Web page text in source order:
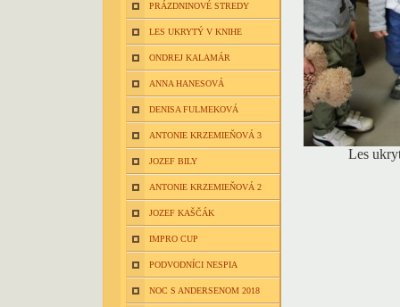
PRÁZDNINOVÉ STREDY
LES UKRYTÝ V KNIHE
ONDREJ KALAMÁR
ANNA HANESOVÁ
DENISA FULMEKOVÁ
ANTONIE KRZEMIEŇOVÁ 3
JOZEF BILY
ANTONIE KRZEMIEŇOVÁ 2
JOZEF KAŠČÁK
IMPRO CUP
PODVODNÍCI NESPIA
NOC S ANDERSENOM 2018
Les